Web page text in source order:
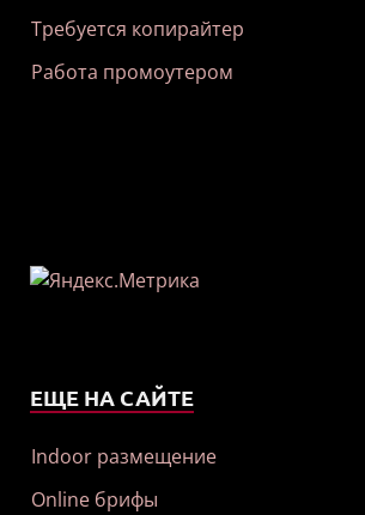
Требуется копирайтер
Работа промоутером
ЕЩЕ НА САЙТЕ
Indoor размещение
Online брифы